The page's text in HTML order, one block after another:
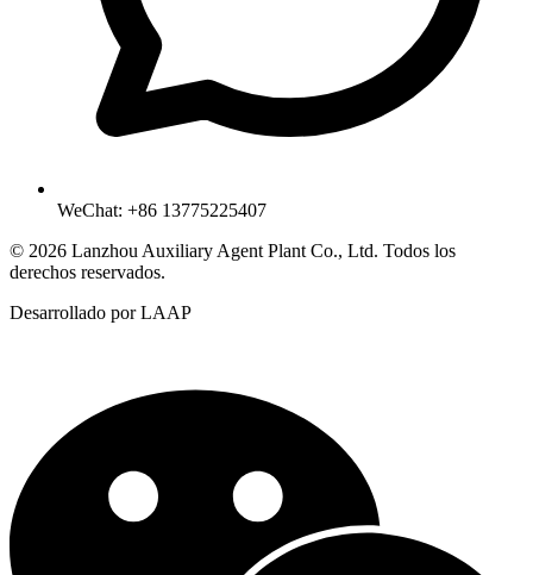
WeChat: +86 13775225407
© 2026 Lanzhou Auxiliary Agent Plant Co., Ltd. Todos los
derechos reservados.
Desarrollado por LAAP